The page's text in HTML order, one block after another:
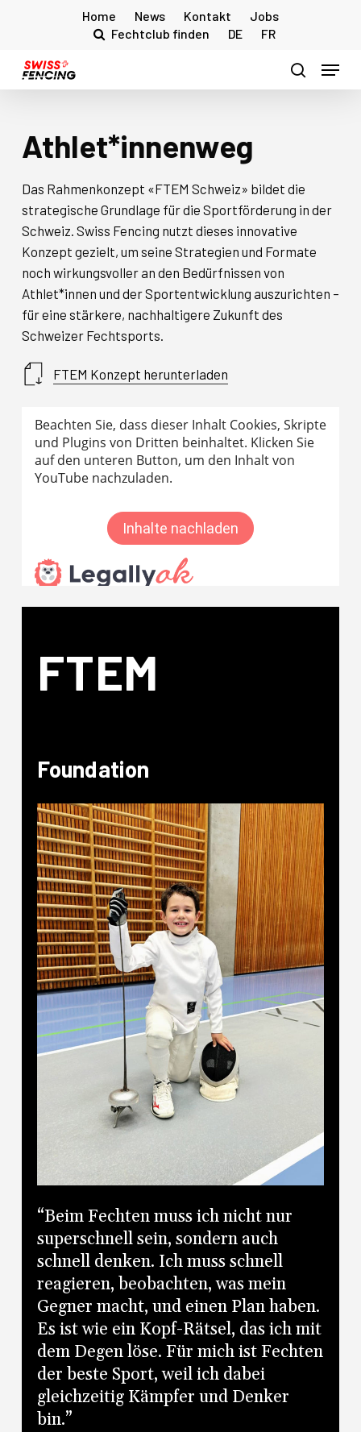
content
Home News Kontakt
Jobs
Fechtclub finden
DE FR
search
Menu
Athlet*innenweg
Das Rahmenkonzept «FTEM Schweiz» bildet die
strategische Grundlage für die Sportförderung in der
Schweiz. Swiss Fencing nutzt dieses innovative
Konzept gezielt, um seine Strategien und Formate
noch wirkungsvoller an den Bedürfnissen von
Athlet*innen und der Sportentwicklung auszurichten –
für eine stärkere, nachhaltigere Zukunft des
Schweizer Fechtsports.
FTEM Konzept herunterladen
FTEM
Foundation
“Beim Fechten muss ich nicht nur
superschnell sein, sondern auch
schnell denken. Ich muss schnell
reagieren, beobachten, was mein
Gegner macht, und einen Plan haben.
Es ist wie ein Kopf-Rätsel, das ich mit
dem Degen löse. Für mich ist Fechten
der beste Sport, weil ich dabei
gleichzeitig Kämpfer und Denker
bin.”